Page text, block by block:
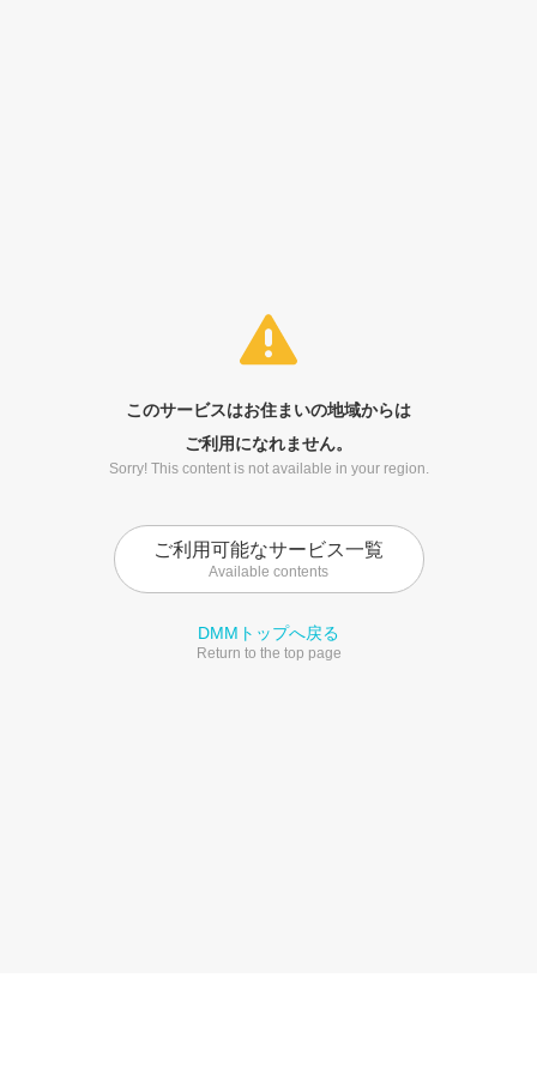
このサービスはお住まいの地域からは
ご利用になれません。
Sorry! This content is not available in your region.
ご利用可能なサービス一覧
Available contents
DMMトップへ戻る
Return to the top page